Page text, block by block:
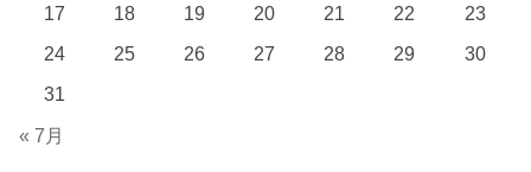
17
18 19 20 21 22
23
24
25 26 27 28 29
30
31
« 7月